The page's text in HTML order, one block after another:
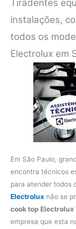
Tiradentes
instalações,
todos os
Electrolux em
Em São Paulo,
encontra técnicos
para atender todos
Electrolux não se
cook top Electrolux
empresa que esta